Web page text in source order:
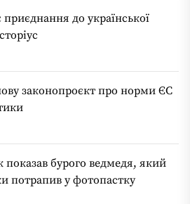
до української
законопроєкт про норми ЄС
бурого ведмедя, який
потрапив у фотопастку